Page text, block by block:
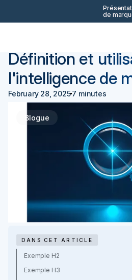
de
Définition et
l'intelligence de
February 28, 2025 7 minutes
Blogue
DANS CET ARTICLE
Exemple H2
Exemple H3